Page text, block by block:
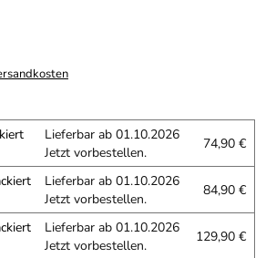
Lieferbar ab 01.10.2026
Jetzt vorbestellen.
74,90 €
Lieferbar ab 01.10.2026
Jetzt vorbestellen.
84,90 €
Lieferbar ab 01.10.2026
Jetzt vorbestellen.
129,90 €